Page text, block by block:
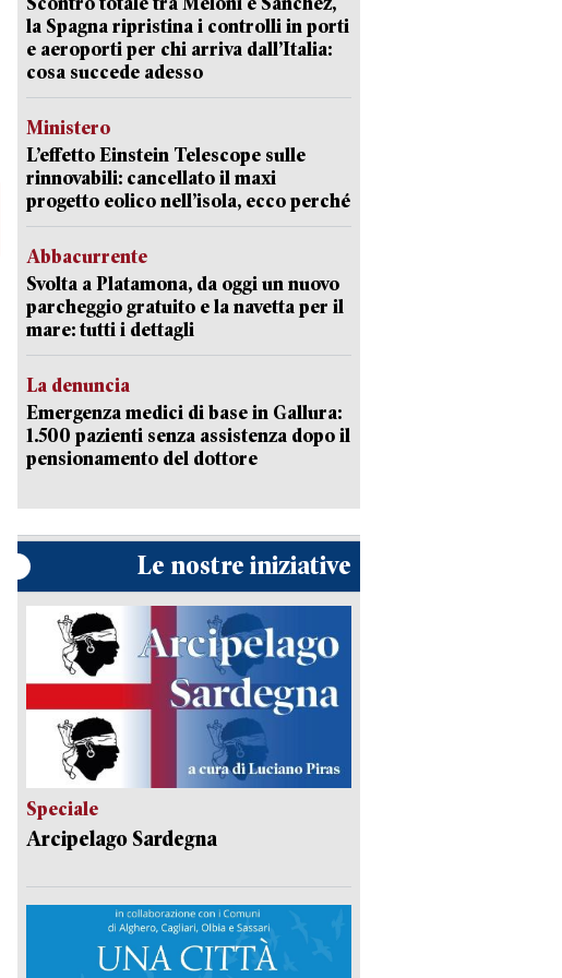
la Spagna ripristina i controlli in porti
e aeroporti per chi arriva dall’Italia:
cosa succede adesso
Ministero
L’effetto Einstein Telescope sulle
rinnovabili: cancellato il maxi
progetto eolico nell’isola, ecco perché
Abbacurrente
Svolta a Platamona, da oggi un nuovo
parcheggio gratuito e la navetta per il
mare: tutti i dettagli
La denuncia
Emergenza medici di base in Gallura:
1.500 pazienti senza assistenza dopo il
pensionamento del dottore
Le nostre iniziative
Speciale
Arcipelago Sardegna